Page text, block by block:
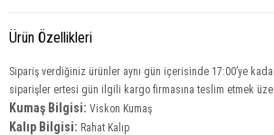
Ürün Özellikleri
Sipariş verdiğiniz ürünler aynı gün içerisinde 17:00’ye
siparişler ertesi gün ilgili kargo firmasına teslim etmek
Kumaş Bilgisi: Viskon Kumaş
Kalıp Bilgisi: Rahat Kalıp